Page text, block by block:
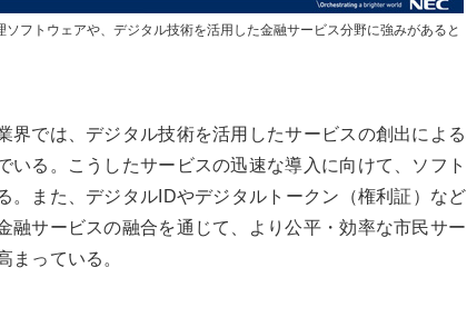
フトウェアや、デジタル技術を活用した金融サービス分野に強みがあると
では、デジタル技術を活用したサービスの創出による
いる。こうしたサービスの迅速な導入に向けて、ソフト
。また、デジタルIDやデジタルトークン（権利証）など
融サービスの融合を通じて、より公平・効率な市民サー
まっている。